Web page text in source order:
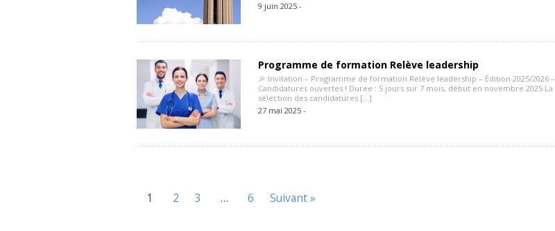
9 juin 2025 -
Programme de formation Relève leadership
🎉 Invitation – Programme de formation Relève leadership – Édition 2025/2026 –
Candidatures ouvertes ! Durée : 5 jours sur 7 mois, début en novembre 2025 La
sélection des candidatures […]
27 mai 2025 -
1 2 3 … 6 Suivant »